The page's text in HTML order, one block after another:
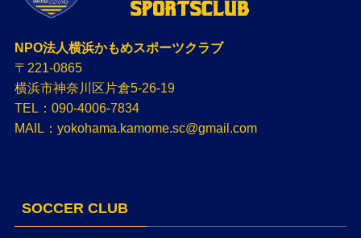
NPO法人横浜かもめスポーツクラブ
〒221-0865
横浜市神奈川区片倉5-26-19
TEL：090-4006-7834
MAIL：yokohama.kamome.sc@gmail.com
SOCCER CLUB